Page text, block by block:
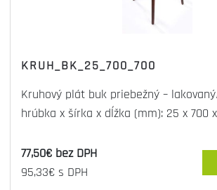
KRUH_BK_25_700_700
Kruhový plát buk priebežný –
hrúbka x šírka x dĺžka (mm): 25 x 700
77,50€ bez DPH
95,33€ s DPH